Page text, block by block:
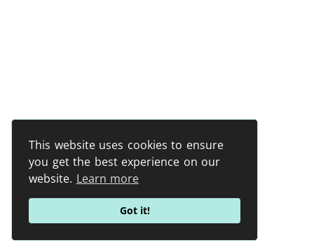
This website uses cookies to ensure
you get the best experience on our
website. Learn more
Got it!